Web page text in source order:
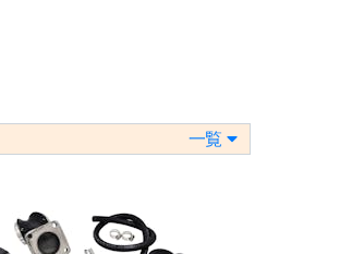
一覧